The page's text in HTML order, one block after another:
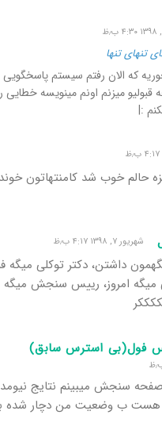
تنهای تنها
که الان رفتم سیستم
قبولیو میزنم اونم مینویسه خطایی
:|
حالم خوب شد کامنتهاتون
شهریور ۷, ۱۳۹۸ ۴:۱۷ ب٫ظ
داشتن، دکتر توکلی میگه
امروز، رییس سنجش میگه
فول(بی استرس سابق)
سنجش میبینم نتایج
هست ب وضعیت من دچار شده